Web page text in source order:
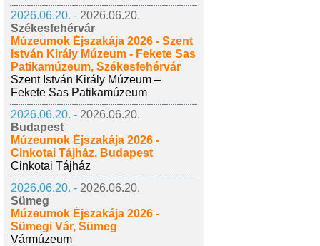
2026.06.20. - 2026.06.20.
Székesfehérvár
Múzeumok Éjszakája 2026 - Szent
István Király Múzeum - Fekete Sas
Patikamúzeum, Székesfehérvár
Szent István Király Múzeum –
Fekete Sas Patikamúzeum
2026.06.20. - 2026.06.20.
Budapest
Múzeumok Éjszakája 2026 -
Cinkotai Tájház, Budapest
Cinkotai Tájház
2026.06.20. - 2026.06.20.
Sümeg
Múzeumok Éjszakája 2026 -
Sümegi Vár, Sümeg
Vármúzeum